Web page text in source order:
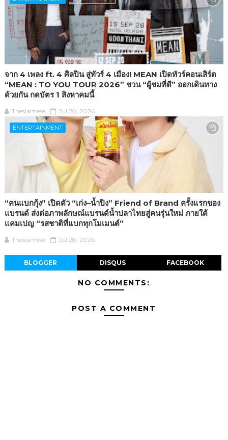
จาก 4 เพลง ft. 4 ศิลปิน สู่ทัวร์ 4 เมือง! MEAN เปิดทัวร์คอนเสิร์ต
“MEAN : TO YOU TOUR 2026” ชวน “ผู้ชมที่ดี” ออกเดินทาง
ด้วยกัน กดบัตร 1 สิงหาคมนี้
Thesiamese Jul 28, 2026
ENTERTAINMENT
“คนแบกกุ้ง” เปิดตัว “เก่ง–น้ำปิง” Friend of Brand ครั้งแรกของ
แบรนด์ ส่งต่อภาพลักษณ์แบรนด์น้ำปลาไทยสู่คนรุ่นใหม่ ภายใต้
แคมเปญ “รสชาติที่แบกทุกโมเมนต์”
Thesiamese Jul 28, 2026
BLOGGER DISQUS FACEBOOK
NO COMMENTS:
POST A COMMENT